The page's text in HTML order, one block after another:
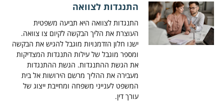
התנגדות לצוואה
התנגדות לצוואה היא תביעה משפטית
העוצרת את הליך הבקשה לקיום צו צוואה.
ישנו חלון הזדמנויות מוגבל להגיש את הבקשה
ומספר מוגבל של עילות התנגדות המצדיקות
את הגשת ההתנגדות. הגשת ההתנגדות
מעבירה את ההליך מרשם הירושות אל בית
המשפט לענייני משפחה ומחייבת ייצוג של
עורך דין.